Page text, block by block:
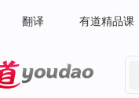
翻译 有道精品课